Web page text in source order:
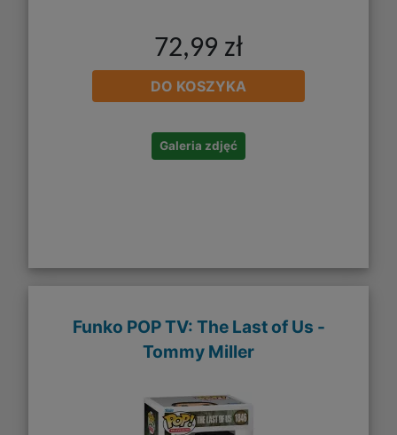
72,99 zł
DO KOSZYKA
Galeria zdjęć
Funko POP TV: The Last of Us -
Tommy Miller